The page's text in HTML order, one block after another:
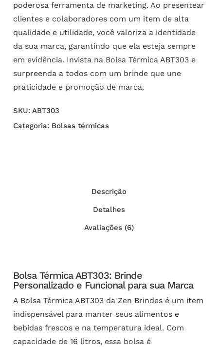
poderosa ferramenta de marketing. Ao presentear
clientes e colaboradores com um item de alta
qualidade e utilidade, você valoriza a identidade
da sua marca, garantindo que ela esteja sempre
em evidência. Invista na Bolsa Térmica ABT303 e
surpreenda a todos com um brinde que une
praticidade e promoção de marca.
SKU: ABT303
Categoria: Bolsas térmicas
Descrição
Detalhes
Avaliações (6)
Bolsa Térmica ABT303: Brinde
Personalizado e Funcional para sua Marca
A Bolsa Térmica ABT303 da Zen Brindes é um item
indispensável para manter seus alimentos e
bebidas frescos e na temperatura ideal. Com
capacidade de 16 litros, essa bolsa é